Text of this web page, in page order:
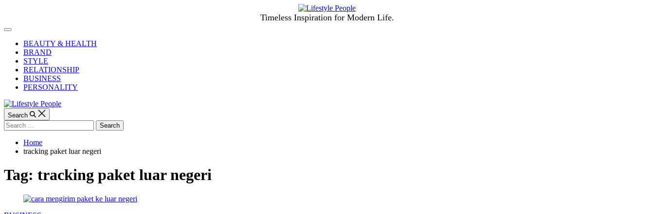
Timeless Inspiration for Modern Life.
Off
CanvasBEAUTY & HEALTH
BRAND
STYLE
RELATIONSHIP
BUSINESS
PERSONALITY
Search
Search
for:
Home
tracking paket luar negeri
Tag: tracking paket luar negeri